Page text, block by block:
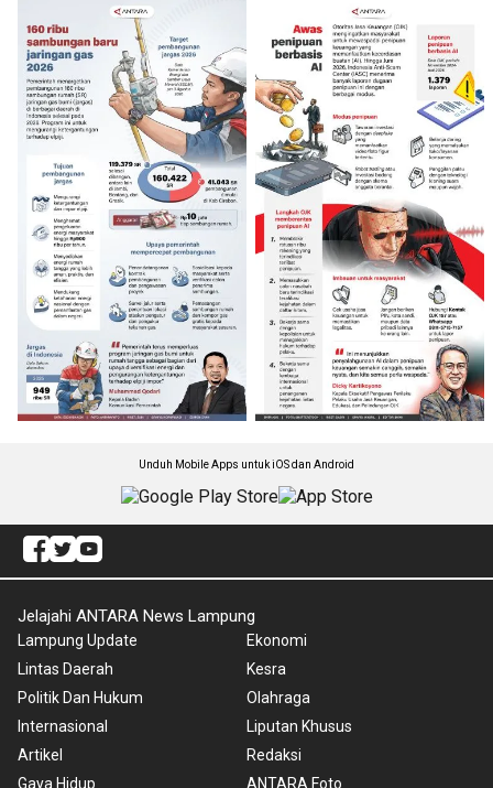
Unduh Mobile Apps untuk iOS dan Android
Jelajahi ANTARA News Lampung
Lampung Update
Lintas Daerah
Politik Dan Hukum
Internasional
Artikel
Gaya Hidup
Ekonomi
Kesra
Olahraga
Liputan Khusus
Redaksi
ANTARA Foto